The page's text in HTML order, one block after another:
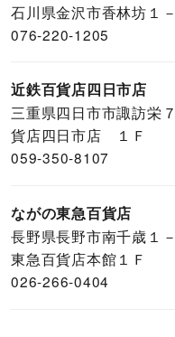
石川県金沢市香林坊１
076-220-1205
近鉄百貨店四日市店
三重県四日市市諏訪栄
貨店四日市店 １Ｆ
059-350-8107
ながの東急百貨店
長野県長野市南千歳１
東急百貨店本館１Ｆ
026-266-0404